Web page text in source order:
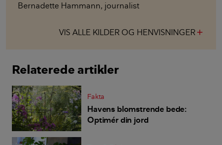
Bernadette Hammann, journalist
VIS ALLE KILDER OG HENVISNINGER
Relaterede artikler
Fakta
Havens blomstrende bede:
Optimér din jord